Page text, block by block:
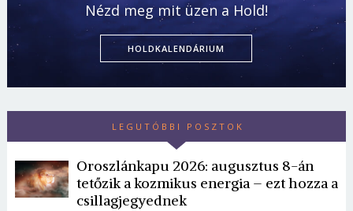
Nézd meg mit üzen a Hold!
HOLDKALENDÁRIUM
LEGUTÓBBI POSZTOK
Oroszlánkapu 2026: augusztus 8-án
tetőzik a kozmikus energia – ezt hozza a
csillagjegyednek